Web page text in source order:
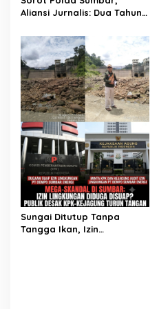
Aliansi Jurnalis: Dua Tahun
Kerusakan Lingkungan
Tambah Parah di Sumbar
Sungai Ditutup Tanpa
Tangga Ikan, Izin